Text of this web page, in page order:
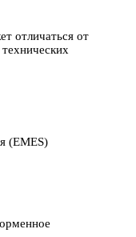
отличаться от
(EMES)